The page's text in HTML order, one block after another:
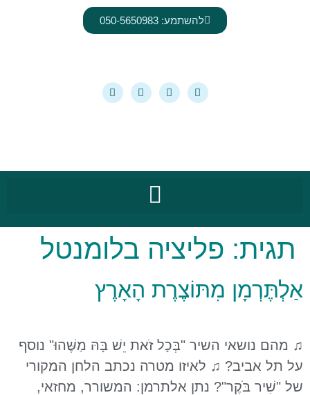
להשתמע: 050-5650983
תגית: פליציה בלומנטל
אַלְתֶּרְמָן מִתּוֹצֶרֶת הָאָרֶץ
♫ מהם נושאי השיר "בְּכָל זֹאת יֵשׁ בָּהּ מַשֶּׁהוּ" נוסף
על תל אביב? ♫ לאיזו מטרה נכתב הלחן המקורי
של "שִׁיר בֹּקֶר"? נתן אלתרמן: המשורר, מחזאי,